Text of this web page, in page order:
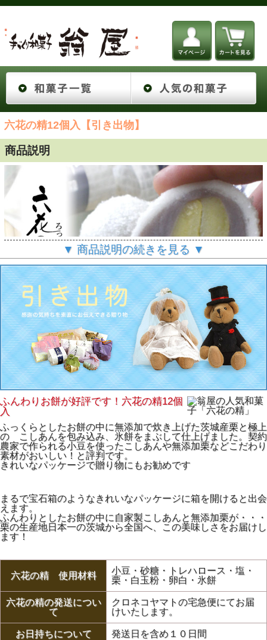
六花の精12個入【引き出物】
商品説明
▼ 商品説明の続きを見る ▼
ふんわりお餅が好評です！六花の精12個
入
ふっくらとしたお餅の中に無添加で炊き上げた茨城産栗と極上
の こしあんを包み込み、氷餅をまぶして仕上げました。契約
農家で作られる小豆を使ったこしあんや無添加栗などこだわり
素材がおいしい！と評判です。
きれいなパッケージで贈り物にもお勧めです
まるで宝石箱のようなきれいなパッケージに箱を開けると出会
えます。
ふんわりとしたお餅の中に自家製こしあんと無添加栗が・・・
栗の生産地日本一の茨城から全国へ、この美味しさをお届けし
ます！
六花の精 使用材料
小豆・砂糖・トレハロース・塩・
栗・白玉粉・卵白・氷餅
六花の精の発送につい
て
クロネコヤマトの宅急便にてお届
けいたします。
お日持ちについて 発送日を含め１０日間